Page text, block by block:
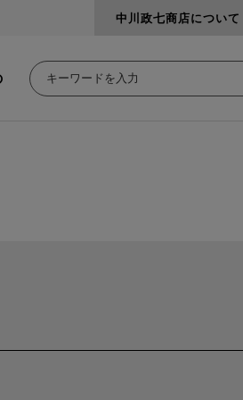
中川政七商店について